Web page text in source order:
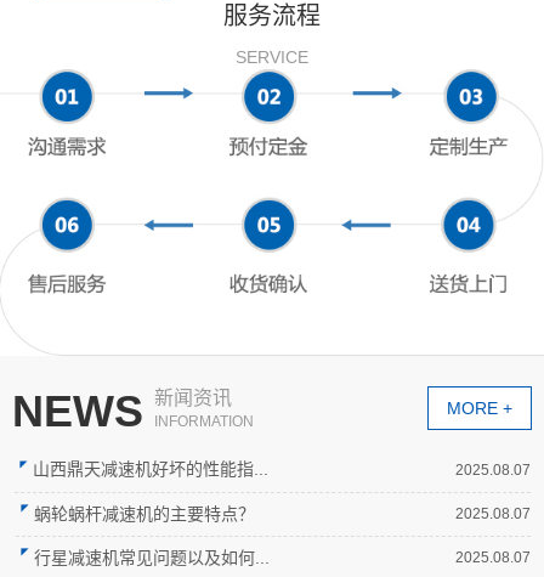
服务流程
SERVICE
NEWS 新闻资讯
INFORMATION
MORE +
山西鼎天减速机好坏的性能指... 2025.08.07
蜗轮蜗杆减速机的主要特点？ 2025.08.07
行星减速机常见问题以及如何... 2025.08.07